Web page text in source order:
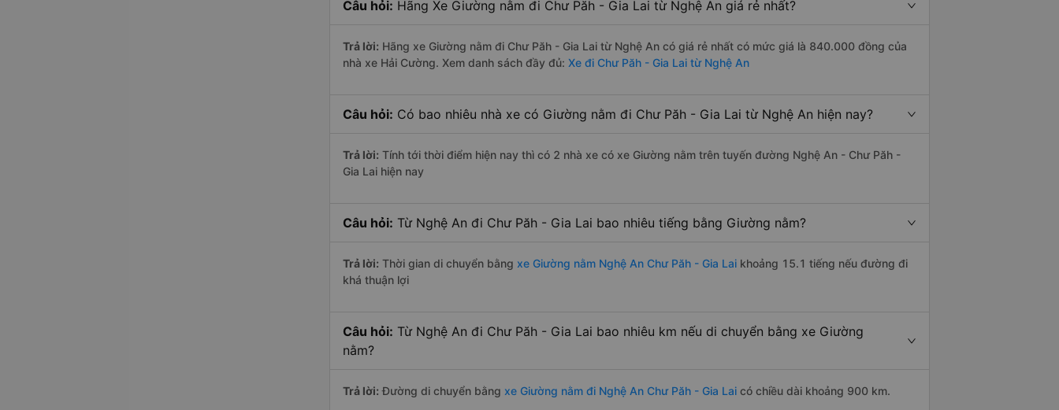
Câu hỏi: Hãng Xe Giường nằm đi Chư Păh - Gia Lai từ Nghệ An giá rẻ nhất?
Trả lời: Hãng xe Giường nằm đi Chư Păh - Gia Lai từ Nghệ An có giá rẻ nhất có mức giá là 840.000 đồng của
nhà xe Hải Cường. Xem danh sách đầy đủ: Xe đi Chư Păh - Gia Lai từ Nghệ An
Câu hỏi: Có bao nhiêu nhà xe có Giường nằm đi Chư Păh - Gia Lai từ Nghệ An hiện nay?
Trả lời: Tính tới thời điểm hiện nay thì có 2 nhà xe có xe Giường nằm trên tuyến đường Nghệ An - Chư Păh -
Gia Lai hiện nay
Câu hỏi: Từ Nghệ An đi Chư Păh - Gia Lai bao nhiêu tiếng bằng Giường nằm?
Trả lời: Thời gian di chuyển bằng xe Giường nằm Nghệ An Chư Păh - Gia Lai khoảng 15.1 tiếng nếu đường đi
khá thuận lợi
Câu hỏi: Từ Nghệ An đi Chư Păh - Gia Lai bao nhiêu km nếu di chuyển bằng xe Giường
nằm?
Trả lời: Đường di chuyển bằng xe Giường nằm đi Nghệ An Chư Păh - Gia Lai có chiều dài khoảng 900 km.